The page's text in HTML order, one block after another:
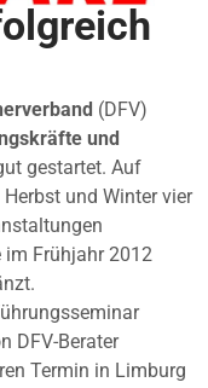
(DFV)
und
gestartet. Auf
und Winter vier
im Frühjahr 2012
DFV-Berater
Termin in Limburg